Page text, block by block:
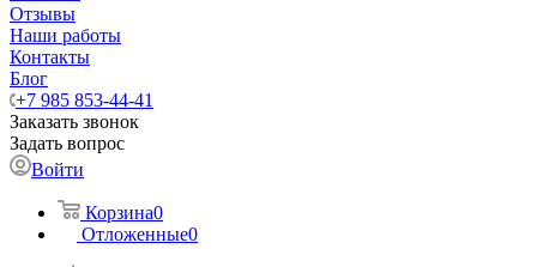
Отзывы
Наши работы
Контакты
Блог
+7 985 853-44-41
Заказать звонок
Задать вопрос
Войти
Корзина0
Отложенные0